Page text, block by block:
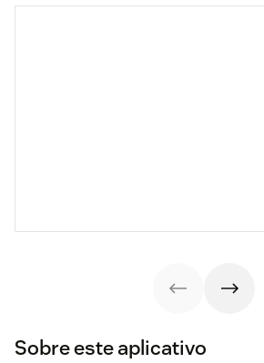
Sobre este aplicativo